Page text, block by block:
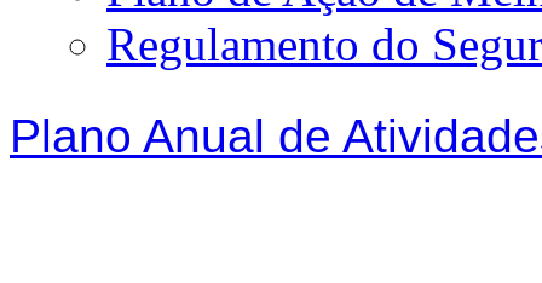
Regulamento do
Plano Anual de